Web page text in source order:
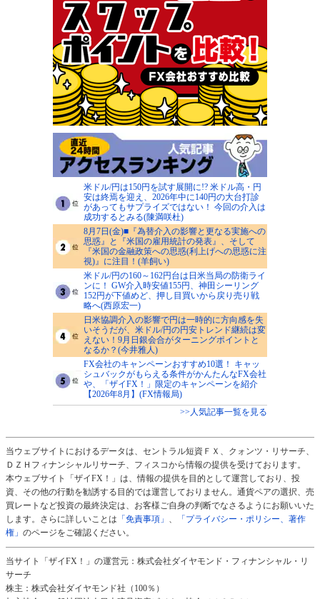
米ドル/円は150円を試す展開に!? 米ドル高・円
安は終焉を迎え、2026年中に140円の大台打診
があってもサプライズではない！ 今回の介入は
成功するとみる(陳満咲杜)
8月7日(金)■『為替介入の影響と更なる実施への
思惑』と『米国の雇用統計の発表』、そして
『米国の金融政策への思惑(利上げへの思惑に注
視)』に注目！(羊飼い)
米ドル/円の160～162円台は日米当局の防衛ライ
ンに！ GW介入時安値155円、神田シーリング
152円が下値めど、押し目買いから戻り売り戦
略へ(西原宏一)
日米協調介入の影響で円は一時的に方向感を失
いそうだが、米ドル/円の円安トレンド継続は変
えない！9月日銀会合がターニングポイントと
なるか？(今井雅人)
FX会社のキャンペーンおすすめ10選！ キャッ
シュバックがもらえる条件がかんたんなFX会社
や、「ザイFX！」限定のキャンペーンを紹介
【2026年8月】(FX情報局)
>>人気記事一覧を見る
当ウェブサイトにおけるデータは、セントラル短資ＦＸ、クォンツ・リサーチ、
ＤＺＨフィナンシャルリサーチ、フィスコから情報の提供を受けております。
本ウェブサイト「ザイFX！」は、情報の提供を目的として運営しており、投
資、その他の行動を勧誘する目的では運営しておりません。通貨ペアの選択、売
買レートなど投資の最終決定は、お客様ご自身の判断でなさるようにお願いいた
します。さらに詳しいことは 「免責事項」 、
「プライバシー・ポリシー、著作
権」 のページをご確認ください。
当サイト「ザイFX！」の運営元：株式会社ダイヤモンド・フィナンシャル・リ
サーチ
株主：株式会社ダイヤモンド社（100％）